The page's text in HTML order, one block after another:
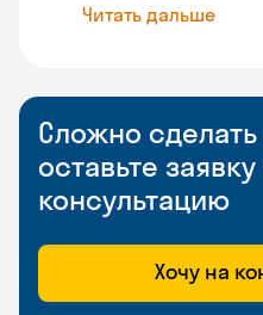
Читать дальше
Сложно
оставьте
консультацию
Хочу на